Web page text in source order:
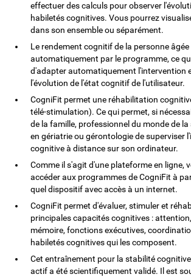
effectuer des calculs pour observer
habiletés cognitives. Vous pourrez
dans son ensemble ou séparément.
Le rendement cognitif de la personne
automatiquement par le programme, ce
d'adapter automatiquement l'intervention
l'évolution de l'état cognitif de l'utilisateur.
CogniFit permet une réhabilitation
télé-stimulation). Ce qui permet, si
de la famille, professionnel du monde de
en gériatrie ou gérontologie de superviser
cognitive à distance sur son ordinateur.
Comme il s'agit d'une plateforme en ligne,
accéder aux programmes de CogniFit à
quel dispositif avec accès à un internet.
CogniFit permet d'évaluer, stimuler et
principales capacités cognitives :
mémoire, fonctions exécutives,
habiletés cognitives qui les composent.
Cet entraînement pour la stabilité
actif a été scientifiquement validé. Il est